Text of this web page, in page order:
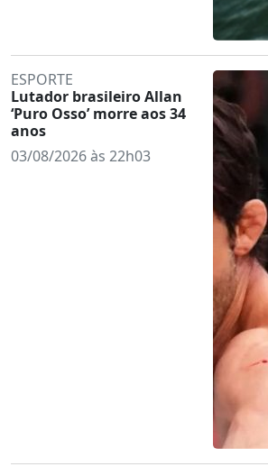
ESPORTE
Lutador brasileiro Allan
‘Puro Osso’ morre aos 34
anos
03/08/2026 às 22h03